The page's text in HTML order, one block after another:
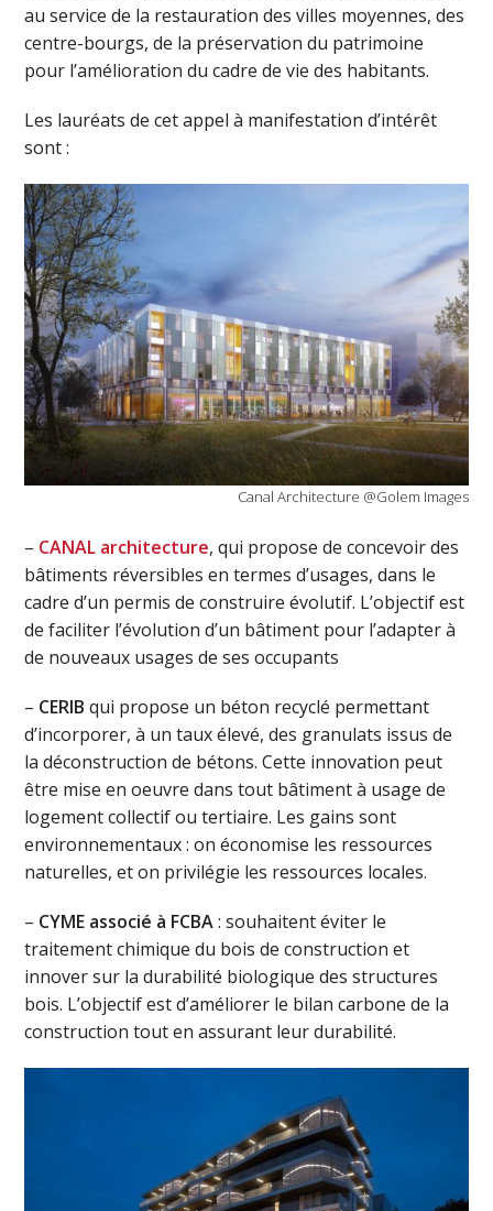
au service de la restauration des villes moyennes, des
centre-bourgs, de la préservation du patrimoine
pour l’amélioration du cadre de vie des habitants.
Les lauréats de cet appel à manifestation d’intérêt
sont :
Canal Architecture @Golem Images
– CANAL architecture, qui propose de concevoir des
bâtiments réversibles en termes d’usages, dans le
cadre d’un permis de construire évolutif. L’objectif est
de faciliter l’évolution d’un bâtiment pour l’adapter à
de nouveaux usages de ses occupants
– CERIB qui propose un béton recyclé permettant
d’incorporer, à un taux élevé, des granulats issus de
la déconstruction de bétons. Cette innovation peut
être mise en oeuvre dans tout bâtiment à usage de
logement collectif ou tertiaire. Les gains sont
environnementaux : on économise les ressources
naturelles, et on privilégie les ressources locales.
– CYME associé à FCBA: souhaitent éviter le
traitement chimique du bois de construction et
innover sur la durabilité biologique des structures
bois. L’objectif est d’améliorer le bilan carbone de la
construction tout en assurant leur durabilité.